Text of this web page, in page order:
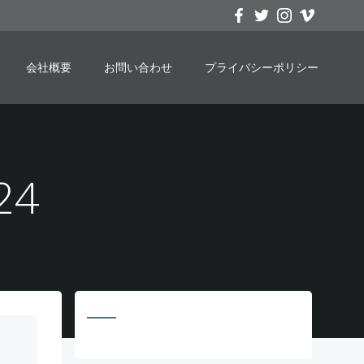
会社概要 お問い合わせ プライバシーポリシー